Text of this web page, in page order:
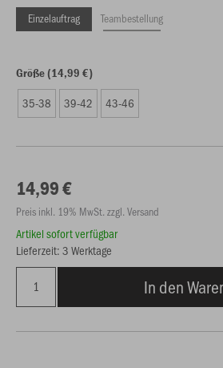
Einzelauftrag Teambestellung
Größe (14,99 €)
35-38 39-42 43-46
14,99 €
Preis inkl. 19% MwSt. zzgl. Versand
Artikel sofort verfügbar
Lieferzeit: 3 Werktage
In den